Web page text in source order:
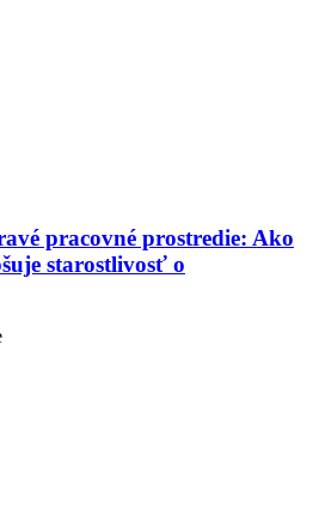
pracovné prostredie: Ako
starostlivosť o